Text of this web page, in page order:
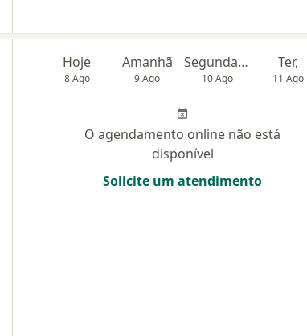
Hoje
8 Ago
Amanhã
9 Ago
Segunda-feira
10 Ago
Ter,
11 Ago
O agendamento online não está
disponível
Solicite um atendimento